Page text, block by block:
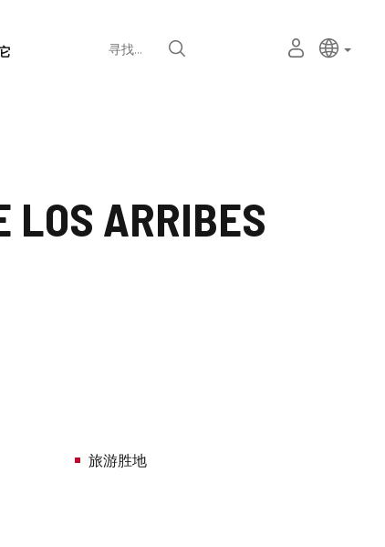
寻找
语
言
主动语
中文
LOS ARRIBES
旅游胜地